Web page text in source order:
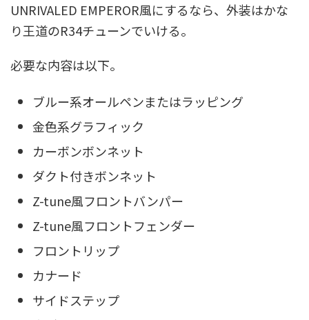
UNRIVALED EMPEROR風にするなら、外装はかな
り王道のR34チューンでいける。
必要な内容は以下。
ブルー系オールペンまたはラッピング
金色系グラフィック
カーボンボンネット
ダクト付きボンネット
Z-tune風フロントバンパー
Z-tune風フロントフェンダー
フロントリップ
カナード
サイドステップ